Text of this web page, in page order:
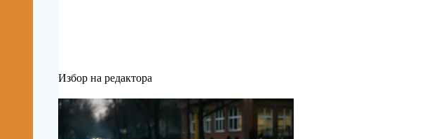
Избор на редактора